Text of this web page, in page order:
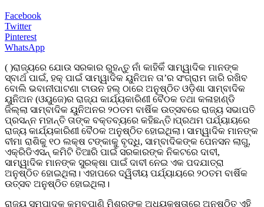
Facebook
Twitter
Pinterest
WhatsApp
( )ରାଜ୍ୟରେ ଯୋଉ ସରକାର ରୁହନ୍ତୁ ନାଁ କାହିକିଁ ସାମ୍ୱାଦିକ ମାନଙ୍କ
ସ୍ବାର୍ଥ ପାଇଁ, ହକ୍ ପାଇଁ ସାମ୍ୱାଦିକ ୟୁନିଅନ ତା’ର ସଂଗ୍ରାମ ଜାରି ରଖିବ
ବୋଲି ଭବାନୀପାଟଣା ଟାଉନ ହଲ୍ ଠାରେ ଅନୁଷ୍ଠିତ ଓଡ଼ିଶା ସାମ୍ବାଦିକ
ୟୁନିଅନ (ଓୟୁଜେ)ର ରାଜ୍ଯ କାର୍ଯ୍ୟକାରିଣୀ ବୈଠକ ତଥା କଳାହାଣ୍ଡି
ଜିଲ୍ଲା ସାମ୍ବାଦିକ ୟୁନିଅନର ୨୦ତମ ବାର୍ଷିକ ଉତ୍ସବରେ ରାଜ୍ୟ ସଭାପତି
ପ୍ରସନ୍ନ ମହାନ୍ତି ତାଙ୍କ ବକ୍ତବ୍ୟରେ କହିଛନ୍ତି।ପ୍ରଥମ ପର୍ଯ୍ୟାୟରେ
ରାଜ୍ୟ କାର୍ଯ୍ୟକାରିଣୀ ବୈଠକ ଅନୁଷ୍ଠିତ ହୋଇଥିଲା। ସାମ୍ୱାଦିକ ମାନଙ୍କ
ବୀମା ରାଶିକୁ ୧୦ ଲକ୍ଷ ଟଙ୍କାକୁ ବୃଦ୍ଧି, ସାମ୍ବାଦିକଙ୍କ ପେନସନ ଲାଗୁ,
ଏକ୍ରିଡିଏସନ୍ କମିଟି ତିଆରି ପାଇଁ ସରକାରଙ୍କ ନିକଟରେ ଦାବୀ,
ସାମ୍ୱାଦିକ ମାନଙ୍କ ସୁରକ୍ଷା ପାଇଁ ଦାବୀ ନେଇ ଏକ ପଦଯାତ୍ରା
ଅନୁଷ୍ଠିତ ହୋଇଥିଲା। ଏହାପରେ ଦ୍ୱିତୀୟ ପର୍ଯ୍ୟାୟରେ ୨୦ତମ ବାର୍ଷିକ
ଉତ୍ସବ ଅନୁଷ୍ଠିତ ହୋଇଥିଲା।
ରାଜ୍ୟ ସମ୍ପାଦକ କମ୍ବୁପାଣି ମିଶ୍ରଙ୍କ ଅଧ୍ୟକ୍ଷତାରେ ଅନୁଷ୍ଠିତ ଏହି